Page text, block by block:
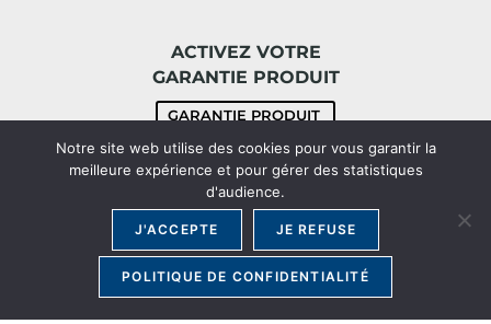
ACTIVEZ VOTRE
GARANTIE PRODUIT
GARANTIE PRODUIT
Notre site web utilise des cookies pour vous garantir la
meilleure expérience et pour gérer des statistiques
d'audience.
J'ACCEPTE JE REFUSE
POLITIQUE DE CONFIDENTIALITÉ